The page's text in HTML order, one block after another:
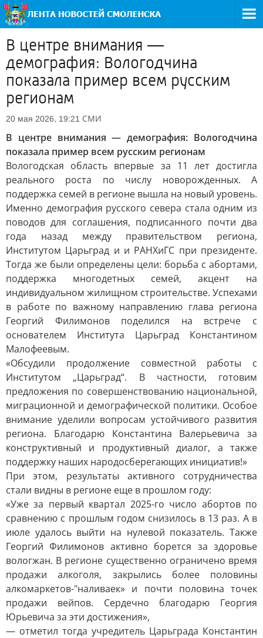
В центре внимания —
демография: Вологодчина
показала пример всем русским
регионам
20 мая 2026, 19:21 СМИ
В центре внимания — демография: Вологодчина
показала пример всем русским регионам
Вологодская область впервые за 11 лет достигла
реального роста по числу новорожденных. А
поддержка семей в регионе вышла на новый уровень.
Именно демография русского севера стала одним из
поводов для соглашения, подписанного почти два
года назад между правительством региона,
Институтом Царьград и и РАНХиГС при президенте.
Тогда же были определены цели: борьба с абортами,
поддержка многодетных семей, акцент на
индивидуальном жилищном строительстве. Успехами
в работе по важному направлению глава региона
Георгий Филимонов поделился на встрече с
основателем Института Царьград Константином
Малофеевым.
«Обсудили продолжение совместной работы с
Институтом „Царьград“. В частности, готовим
предложения по совершенствованию национальной,
миграционной и демографической политики. Особое
внимание уделили вопросам устойчивого развития
региона. Благодарю Константина Валерьевича за
конструктивный и продуктивный диалог, а также
поддержку наших народосберегающих инициатив!»
При этом, результаты активного сотрудничества
стали видны в регионе еще в прошлом году:
«Уже за первый квартал 2025-го число абортов по
сравнению с прошлым годом снизилось в 13 раз. А в
июле удалось выйти на нулевой показатель. Также
Георгий Филимонов активно борется за здоровье
вологжан. В регионе существенно ограничено время
продажи алкоголя, закрылись более половины
алкомаркетов-"наливаек» и почти половина точек
продажи вейпов. Сердечно благодарю Георгия
Юрьевича за эти достижения»,
— отметил тогда учредитель Царьграда Константин